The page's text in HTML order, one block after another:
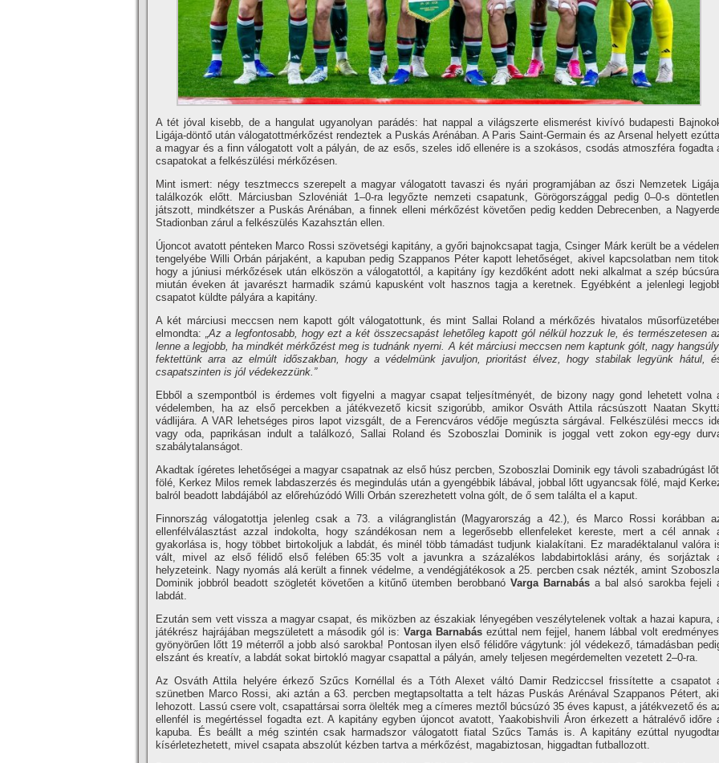
A tét jóval kisebb, de a hangulat ugyanolyan parádés: hat nappal a világszerte elismerést kivívó budapesti
Ligája-döntő után válogatottmérkőzést rendeztek a Puskás Arénában. A Paris Saint-Germain és az Arsenal helyett
a magyar és a finn válogatott volt a pályán, de az esős, szeles idő ellenére is a szokásos, csodás atmoszféra fogadta
csapatokat a felkészülési mérkőzésen.
Mint ismert: négy tesztmeccs szerepelt a magyar válogatott tavaszi és nyári programjában az őszi Nemzetek
találkozók előtt. Márciusban Szlovéniát 1–0-ra legyőzte nemzeti csapatunk, Görögországgal pedig 0–0-s
játszott, mindkétszer a Puskás Arénában, a finnek elleni mérkőzést követően pedig kedden Debrecenben, a
Stadionban zárul a felkészülés Kazahsztán ellen.
Újoncot avatott pénteken Marco Rossi szövetségi kapitány, a győri bajnokcsapat tagja, Csinger Márk került be a
tengelyébe Willi Orbán párjaként, a kapuban pedig Szappanos Péter kapott lehetőséget, akivel kapcsolatban nem
hogy a júniusi mérkőzések után elköszön a válogatottól, a kapitány így kezdőként adott neki alkalmat a szép
miután éveken át javarészt harmadik számú kapusként volt hasznos tagja a keretnek. Egyébként a jelenlegi
csapatot küldte pályára a kapitány.
A két márciusi meccsen nem kapott gólt válogatottunk, és mint Sallai Roland a mérkőzés hivatalos
elmondta: „Az a legfontosabb, hogy ezt a két összecsapást lehetőleg kapott gól nélkül hozzuk le, és természetesen
lenne a legjobb, ha mindkét mérkőzést meg is tudnánk nyerni. A két márciusi meccsen nem kaptunk gólt, nagy
fektettünk arra az elmúlt időszakban, hogy a védelmünk javuljon, prioritást élvez, hogy stabilak legyünk hátul,
csapatszinten is jól védekezzünk.”
Ebből a szempontból is érdemes volt figyelni a magyar csapat teljesítményét, de bizony nagy gond lehetett volna
védelemben, ha az első percekben a játékvezető kicsit szigorúbb, amikor Osváth Attila rácsúszott Naatan
vádlijára. A VAR lehetséges piros lapot vizsgált, de a Ferencváros védője megúszta sárgával. Felkészülési meccs
vagy oda, paprikásan indult a találkozó, Sallai Roland és Szoboszlai Dominik is joggal vett zokon egy-egy
szabálytalanságot.
Akadtak ígéretes lehetőségei a magyar csapatnak az első húsz percben, Szoboszlai Dominik egy távoli szabadrúgást
fölé, Kerkez Milos remek labdaszerzés és megindulás után a gyengébbik lábával, jobbal lőtt ugyancsak fölé, majd
balról beadott labdájából az előrehúzódó Willi Orbán szerezhetett volna gólt, de ő sem találta el a kaput.
Finnország válogatottja jelenleg csak a 73. a világranglistán (Magyarország a 42.), és Marco Rossi korábban
ellenfélválasztást azzal indokolta, hogy szándékosan nem a legerősebb ellenfeleket kereste, mert a cél annak
gyakorlása is, hogy többet birtokoljuk a labdát, és minél több támadást tudjunk kialakítani. Ez maradéktalanul valóra
vált, mivel az első félidő első felében 65:35 volt a javunkra a százalékos labdabirtoklási arány, és sorjáztak
helyzeteink. Nagy nyomás alá került a finnek védelme, a vendégjátékosok a 25. percben csak nézték, amint
Dominik jobbról beadott szögletét követően a kitűnő ütemben berobbanó Varga Barnabása bal alsó sarokba fejeli
labdát.
Ezután sem vett vissza a magyar csapat, és miközben az északiak lényegében veszélytelenek voltak a hazai kapura,
játékrész hajrájában megszületett a második gól is: Varga Barnabás ezúttal nem fejjel, hanem lábbal volt
gyönyörűen lőtt 19 méterről a jobb alsó sarokba! Pontosan ilyen első félidőre vágytunk: jól védekező, támadásban
elszánt és kreatív, a labdát sokat birtokló magyar csapattal a pályán, amely teljesen megérdemelten vezetett 2–0-ra.
Az Osváth Attila helyére érkező Szűcs Kornéllal és a Tóth Alexet váltó Damir Redziccsel frissítette a csapatot
szünetben Marco Rossi, aki aztán a 63. percben megtapsoltatta a telt házas Puskás Arénával Szappanos Pétert,
lehozott. Lassú csere volt, csapattársai sorra ölelték meg a címeres meztől búcsúzó 35 éves kapust, a játékvezető és
ellenfél is megértéssel fogadta ezt. A kapitány egyben újoncot avatott, Yaakobishvili Áron érkezett a hátralévő időre
kapuba. És beállt a még szintén csak harmadszor válogatott fiatal Szűcs Tamás is. A kapitány ezúttal
kísérletezhetett, mivel csapata abszolút kézben tartva a mérkőzést, magabiztosan, higgadtan futballozott.